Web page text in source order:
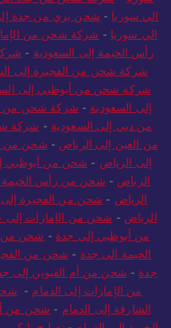
الي سوريا - شحن بري من جدة
الي سوريا - شركة شحن من
رأس الخيمة إلى السعودية -
شركة شحن من الفجيرة إلى
شركة شحن من أبوظبي إلى
إلى السعودية - شركة شحن من
من دبي إلى السعودية - شركة
من العين إلى الرياض - شحن من
إلى الرياض - شحن من أبوظبي
الرياض - شحن من رأس الخيمة
الرياض - شحن من الفجيرة إلى
الرياض - شحن من الإمارات إلى
من أبوظبي إلى جدة - شحن من
الخيمة الى جدة - شحن من
جدة - شحن من أم القيوين إلى
من الإمارات إلى الدمام -
الشارقة إلى الدمام - شحن من